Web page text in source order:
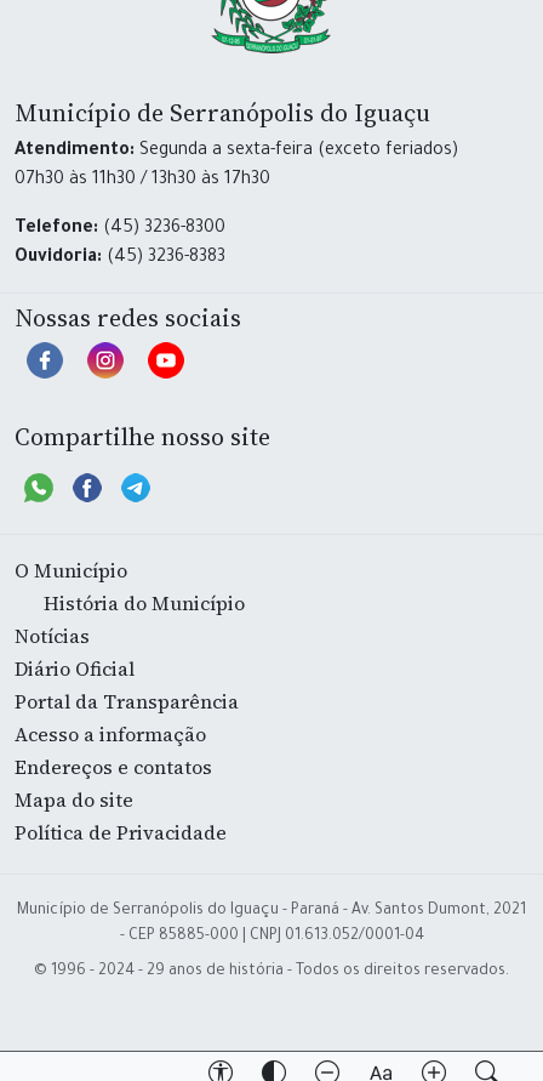
Município de Serranópolis do Iguaçu
Atendimento: Segunda a sexta-feira (exceto feriados)
07h30 às 11h30 / 13h30 às 17h30
Telefone: (45) 3236-8300
Ouvidoria: (45) 3236-8383
Nossas redes sociais
Compartilhe nosso site
O Município
História do Município
Notícias
Diário Oficial
Portal da Transparência
Acesso a informação
Endereços e contatos
Mapa do site
Política de Privacidade
Município de Serranópolis do Iguaçu - Paraná - Av. Santos Dumont, 2021
- CEP 85885-000 | CNPJ 01.613.052/0001-04
© 1996 - 2024 - 29 anos de história - Todos os direitos reservados.